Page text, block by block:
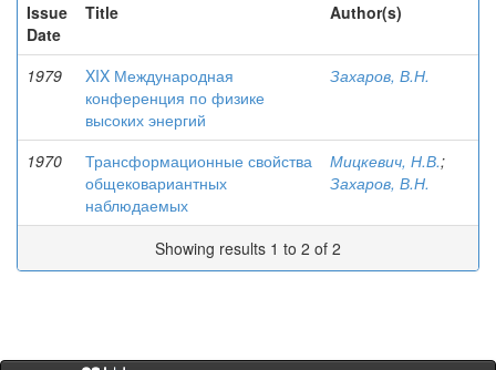
Issue
Date
Title Author(s)
1979
XIX Международная
конференция по физике
высоких энергий
Захаров, В.Н.
1970
Трансформационные свойства
общековариантных
наблюдаемых
Мицкевич, Н.В.;
Захаров, В.Н.
Showing results 1 to 2 of 2